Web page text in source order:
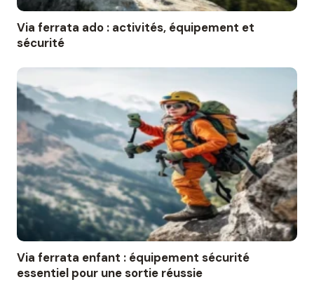
Via ferrata ado : activités, équipement et
sécurité
Via ferrata enfant : équipement sécurité
essentiel pour une sortie réussie